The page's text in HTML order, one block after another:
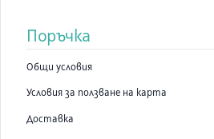
Поръчка
Общи условия
Условия за ползване на карта
Доставка